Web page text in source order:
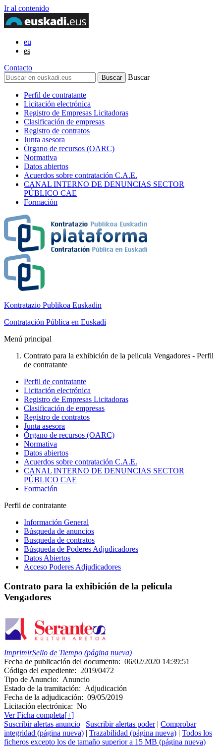
Ir al contenido
eu
es
Contacto
Buscar
Perfil de contratante
Licitación electrónica
Registro de Empresas Licitadoras
Clasificación de empresas
Registro de contratos
Junta asesora
Órgano de recursos (OARC)
Normativa
Datos abiertos
Acuerdos sobre contratación C.A.E.
CANAL INTERNO DE DENUNCIAS SECTOR
PÚBLICO CAE
Formación
Kontratazio Publikoa Euskadin
Contratación Pública en Euskadi
Menú principal
Contrato para la exhibición de la pelicula Vengadores - Perfil
de contratante
Perfil de contratante
Licitación electrónica
Registro de Empresas Licitadoras
Clasificación de empresas
Registro de contratos
Junta asesora
Órgano de recursos (OARC)
Normativa
Datos abiertos
Acuerdos sobre contratación C.A.E.
CANAL INTERNO DE DENUNCIAS SECTOR
PÚBLICO CAE
Formación
Perfil de contratante
Información General
Búsqueda de anuncios
Busqueda de contratos
Búsqueda de Poderes Adjudicadores
Datos Abiertos
Acceso Poderes Adjudicadores
Contrato para la exhibición de la pelicula
Vengadores
ImprimirSello de Tiempo (página nueva)
Fecha de publicación del documento: 06/02/2020 14:39:51
Código del expediente: 2019/0472
Tipo de Anuncio: Anuncio
Estado de la tramitación: Adjudicación
Fecha de la adjudicación: 09/05/2019
Licitación electrónica: No
Ver Ficha completa[+]
Suscribir alertas anuncio | Suscribir alertas poder| Comprobar
integridad (página nueva) | Trazabilidad (página nueva) | Todos los
ficheros excepto los de tamaño superior a 15 MB (página nueva)